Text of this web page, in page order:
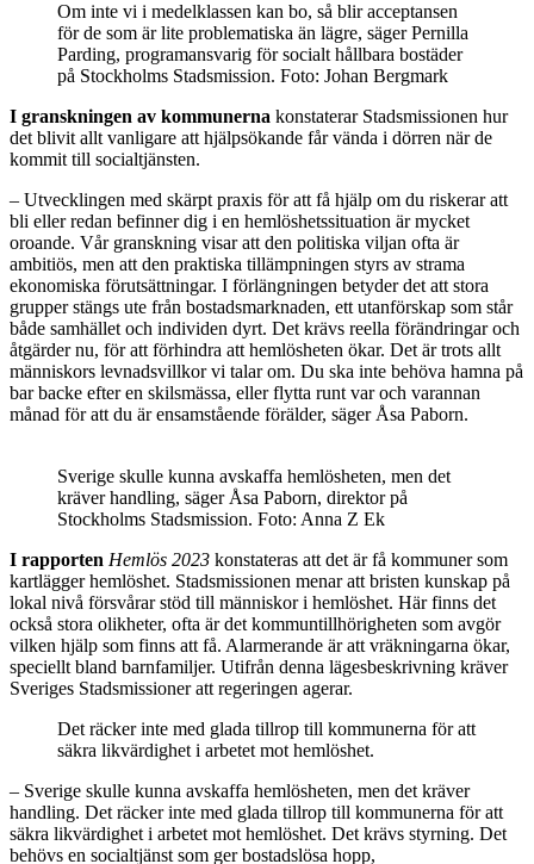
Om inte vi i medelklassen kan bo, så blir acceptansen
för de som är lite problematiska än lägre, säger Pernilla
Parding, programansvarig för socialt hållbara bostäder
på Stockholms Stadsmission. Foto: Johan Bergmark
I granskningen av kommunerna konstaterar Stadsmissionen hur
det blivit allt vanligare att hjälpsökande får vända i dörren när de
kommit till socialtjänsten.
– Utvecklingen med skärpt praxis för att få hjälp om du riskerar att
bli eller redan befinner dig i en hemlöshetssituation är mycket
oroande. Vår granskning visar att den politiska viljan ofta är
ambitiös, men att den praktiska tillämpningen styrs av strama
ekonomiska förutsättningar. I förlängningen betyder det att stora
grupper stängs ute från bostadsmarknaden, ett utanförskap som står
både samhället och individen dyrt. Det krävs reella förändringar och
åtgärder nu, för att förhindra att hemlösheten ökar. Det är trots allt
människors levnadsvillkor vi talar om. Du ska inte behöva hamna på
bar backe efter en skilsmässa, eller flytta runt var och varannan
månad för att du är ensamstående förälder, säger Åsa Paborn.
Sverige skulle kunna avskaffa hemlösheten, men det
kräver handling, säger Åsa Paborn, direktor på
Stockholms Stadsmission. Foto: Anna Z Ek
I rapporten Hemlös 2023 konstateras att det är få kommuner som
kartlägger hemlöshet. Stadsmissionen menar att bristen kunskap på
lokal nivå försvårar stöd till människor i hemlöshet. Här finns det
också stora olikheter, ofta är det kommuntillhörigheten som avgör
vilken hjälp som finns att få. Alarmerande är att vräkningarna ökar,
speciellt bland barnfamiljer. Utifrån denna lägesbeskrivning kräver
Sveriges Stadsmissioner att regeringen agerar.
Det räcker inte med glada tillrop till kommunerna för att
säkra likvärdighet i arbetet mot hemlöshet.
– Sverige skulle kunna avskaffa hemlösheten, men det kräver
handling. Det räcker inte med glada tillrop till kommunerna för att
säkra likvärdighet i arbetet mot hemlöshet. Det krävs styrning. Det
behövs en socialtjänst som ger bostadslösa hopp,